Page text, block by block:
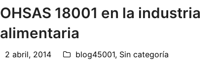
OHSAS 18001 en la industria
alimentaria
2 abril, 2014 blog45001, Sin categoría